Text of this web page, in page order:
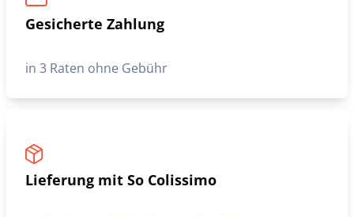
Gesicherte Zahlung
in 3 Raten ohne Gebühr
Lieferung mit So Colissimo